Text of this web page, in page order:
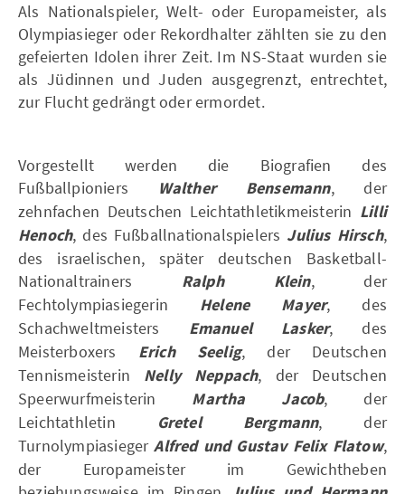
Als Nationalspieler, Welt- oder Europameister, als
Olympiasieger oder Rekordhalter zählten sie zu den
gefeierten Idolen ihrer Zeit. Im NS-Staat wurden sie
als Jüdinnen und Juden ausgegrenzt, entrechtet,
zur Flucht gedrängt oder ermordet.
Vorgestellt werden die Biografien des
Fußballpioniers
Walther Bensemann, der
zehnfachen Deutschen Leichtathletikmeisterin Lilli
Henoch, des Fußballnationalspielers Julius Hirsch,
des israelischen, später deutschen Basketball-
Nationaltrainers Ralph Klein, der
Fechtolympiasiegerin Helene Mayer, des
Schachweltmeisters Emanuel Lasker, des
Meisterboxers Erich Seelig, der Deutschen
Tennismeisterin Nelly Neppach, der Deutschen
Speerwurfmeisterin Martha Jacob, der
Leichtathletin
Gretel Bergmann, der
TurnolympiasiegerAlfred und Gustav Felix Flatow,
der Europameister im Gewichtheben